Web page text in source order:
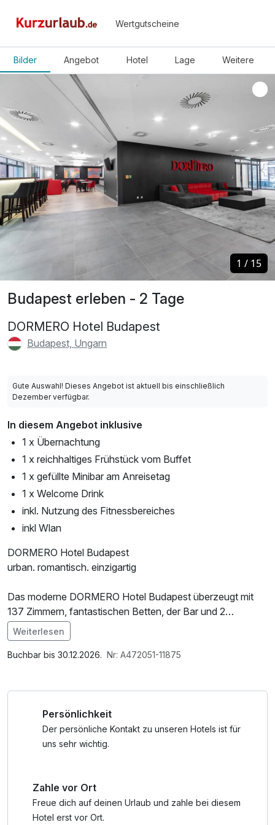
Wertgutscheine
Bilder Angebot Hotel Lage Weitere
Budapest erleben - 2 Tage
DORMERO Hotel Budapest
Budapest, Ungarn
1 / 15
1 / 15
Gute Auswahl! Dieses Angebot ist aktuell bis einschließlich
Dezember verfügbar.
In diesem Angebot inklusive
1 x Übernachtung
1 x reichhaltiges Frühstück vom Buffet
1 x gefüllte Minibar am Anreisetag
1 x Welcome Drink
inkl. Nutzung des Fitnessbereiches
inkl Wlan
DORMERO Hotel Budapest
urban. romantisch. einzigartig
Das moderne DORMERO Hotel Budapest überzeugt mit
137 Zimmern, fantastischen Betten, der Bar und 2
Tagungsräumen im Herzen der ungarischen Hauptstadt.
Durch die zentrale Innenstadtlage des Hotels erreichen Sie
die Touristenhotspots wie das prunkvolle
Frühstück
Schlemmen Sie sich durch unser Frühstücksbuffet - von
süß bis deftig,
Unser Frühstücksbuffet bietet ein vielfältiges Angebot,
somit ist für alle was leckeres dabei.
Im Angebot enthalten
1 x Welcome Drink, 1 x gefüllte Minibar, Nutzung des
Weiterlesen
Buchbar bis 30.12.2026. Nr: A472051-11875
Persönlichkeit
Der persönliche Kontakt zu unseren Hotels ist für
uns sehr wichtig.
Zahle vor Ort
Freue dich auf deinen Urlaub und zahle bei diesem
Hotel erst vor Ort.